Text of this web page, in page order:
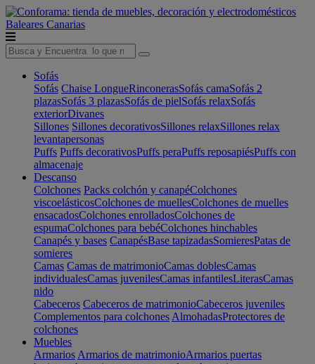
Baleares Canarias
Sofás
Sofás Chaise LongueRinconerasSofás camaSofás 2
plazasSofás 3 plazasSofás de pielSofás relaxSofás
exteriorDivanes
Sillones Sillones decorativosSillones relaxSillones relax
levantapersonas
Puffs Puffs decorativosPuffs peraPuffs reposapiésPuffs con
almacenaje
Descanso
Colchones Packs colchón y canapéColchones
viscoelásticosColchones de muellesColchones de muelles
ensacadosColchones enrolladosColchones de
espumaColchones para bebéColchones hinchables
Canapés y bases CanapésBase tapizadasSomieresPatas de
somieres
Camas Camas de matrimonioCamas doblesCamas
individualesCamas juvenilesCamas infantilesLiterasCamas
nido
Cabeceros Cabeceros de matrimonioCabeceros juveniles
Complementos para colchones AlmohadasProtectores de
colchones
Muebles
Armarios Armarios de matrimonioArmarios puertas